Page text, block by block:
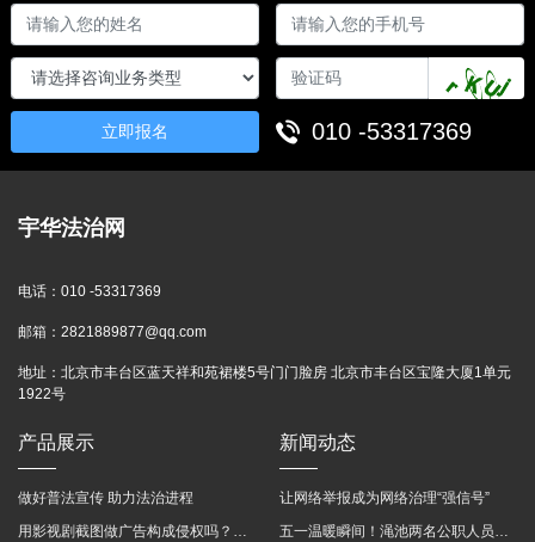
立即报名 010 -53317369
宇华法治网
电话： 010 -53317369
邮箱： 2821889877@qq.com
地址： 北京市丰台区蓝天祥和苑裙楼5号门门脸房 北京市丰台区宝隆大厦1单元
1922号
产品展示
做好普法宣传 助力法治进程
用影视剧截图做广告构成侵权吗？法院这样判
新闻动态
让网络举报成为网络治理“强信号”
五一温暖瞬间！渑池两名公职人员，路遇车祸挺身而出